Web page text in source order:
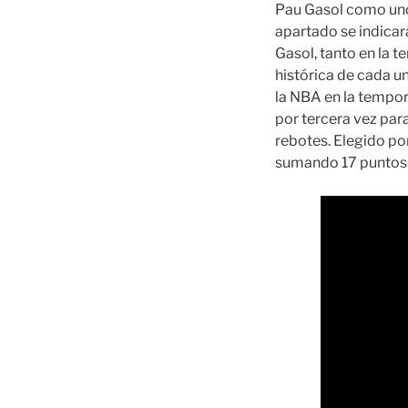
Pau Gasol como
apartado se
Gasol, tanto en la
histórica de cada
la NBA en la
por tercera vez
rebotes. Elegido
sumando 17